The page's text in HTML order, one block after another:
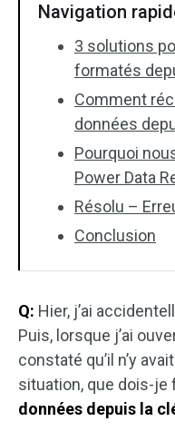
Navigation
3 solutions
formatés
Comment
données
Pourquoi
Power Data
Résolu –
Conclusion
Q: Hier, j’ai
Puis, lorsque j’ai
constaté qu’il n’y
situation, que dois-je
données depuis la